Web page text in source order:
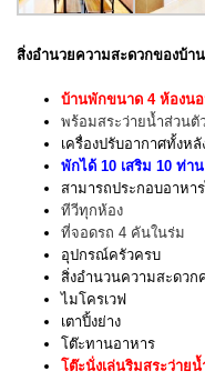
สิ่งอำนวยความสะดวกของบ้า
บ้านพักขนาด 4 ห้องน
พร้อมสระว่ายน้ำส่วนตั
เครื่องปรับอากาศทั้งหลั
พักได้ 10 เสริม 10 ท่าน
สามารถประกอบอาหา
ทีวีทุกห้อง
ที่จอดรถ 4 คันในร่ม
อุปกรณ์ครัวครบ
สิ่งอำนวนความสะดวก
ไมโครเวฟ
เตาปิ้งย่าง
โต๊ะทานอาหาร
โต๊ะนั่งเล่นริมสระว่ายน้